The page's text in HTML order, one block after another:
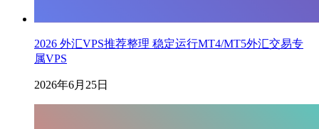
2026 外汇VPS推荐整理 稳定运行MT4/MT5外汇交易专
属VPS
2026年6月25日